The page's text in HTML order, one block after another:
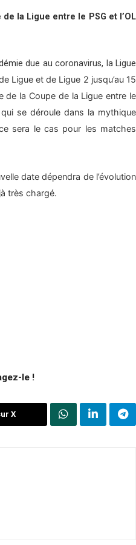
la Ligue entre le PSG et l’OL
due au coronavirus, la Ligue
Ligue et de Ligue 2 jusqu’au 15
de la Coupe de la Ligue entre le
se déroule dans la mythique
sera le cas pour les matches
date dépendra de l’évolution
très chargé.
le !
X